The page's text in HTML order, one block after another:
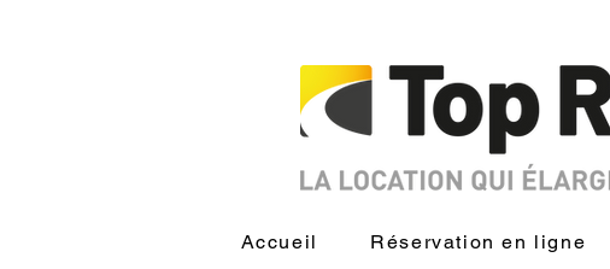
Accueil Réservation en ligne